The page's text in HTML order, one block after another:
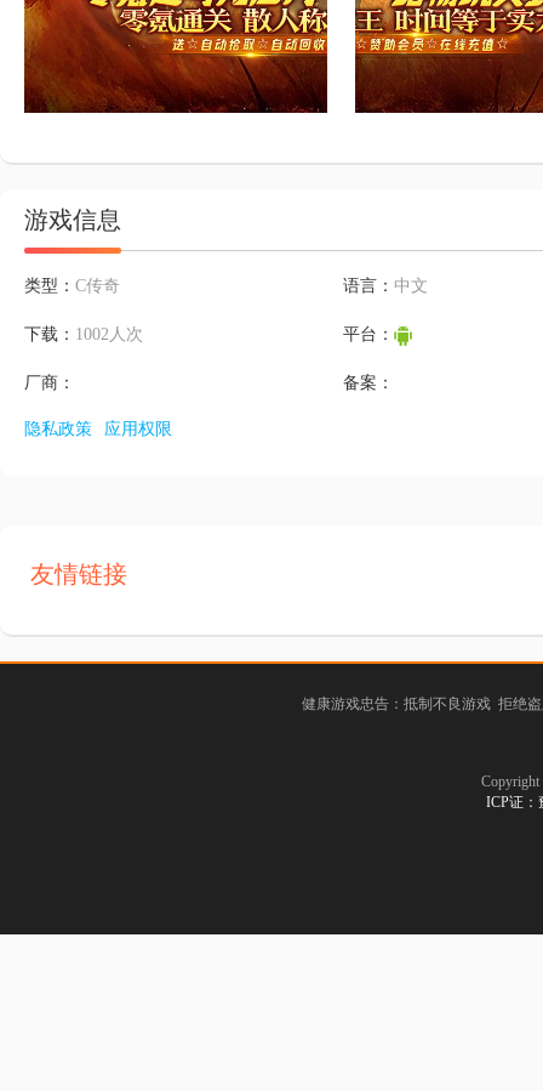
游戏信息
类型： C传奇 语言： 中文
下载： 1002人次 平台：
厂商： 备案：
隐私政策 应用权限
友情链接
健康游戏忠告：抵制不良游戏 拒绝
ICP证：